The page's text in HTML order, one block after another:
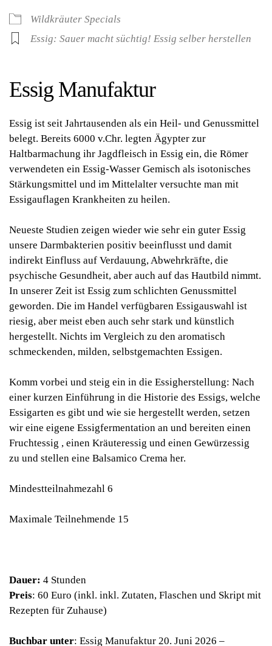
Wildkräuter Specials
Essig: Sauer macht süchtig! Essig selber herstellen
Essig Manufaktur
Essig ist seit Jahrtausenden als ein Heil- und Genussmittel
belegt. Bereits 6000 v.Chr. legten Ägypter zur
Haltbarmachung ihr Jagdfleisch in Essig ein, die Römer
verwendeten ein Essig-Wasser Gemisch als isotonisches
Stärkungsmittel und im Mittelalter versuchte man mit
Essigauflagen Krankheiten zu heilen.
Neueste Studien zeigen wieder wie sehr ein guter Essig
unsere Darmbakterien positiv beeinflusst und damit
indirekt Einfluss auf Verdauung, Abwehrkräfte, die
psychische Gesundheit, aber auch auf das Hautbild nimmt.
In unserer Zeit ist Essig zum schlichten Genussmittel
geworden. Die im Handel verfügbaren Essigauswahl ist
riesig, aber meist eben auch sehr stark und künstlich
hergestellt. Nichts im Vergleich zu den aromatisch
schmeckenden, milden, selbstgemachten Essigen.
Komm vorbei und steig ein in die Essigherstellung: Nach
einer kurzen Einführung in die Historie des Essigs, welche
Essigarten es gibt und wie sie hergestellt werden, setzen
wir eine eigene Essigfermentation an und bereiten einen
Fruchtessig , einen Kräuteressig und einen Gewürzessig
zu und stellen eine Balsamico Crema her.
Mindestteilnahmezahl 6
Maximale Teilnehmende 15
Dauer: 4 Stunden
Preis: 60 Euro (inkl. inkl. Zutaten, Flaschen und Skript mit
Rezepten für Zuhause)
Buchbar unter: Essig Manufaktur 20. Juni 2026 –